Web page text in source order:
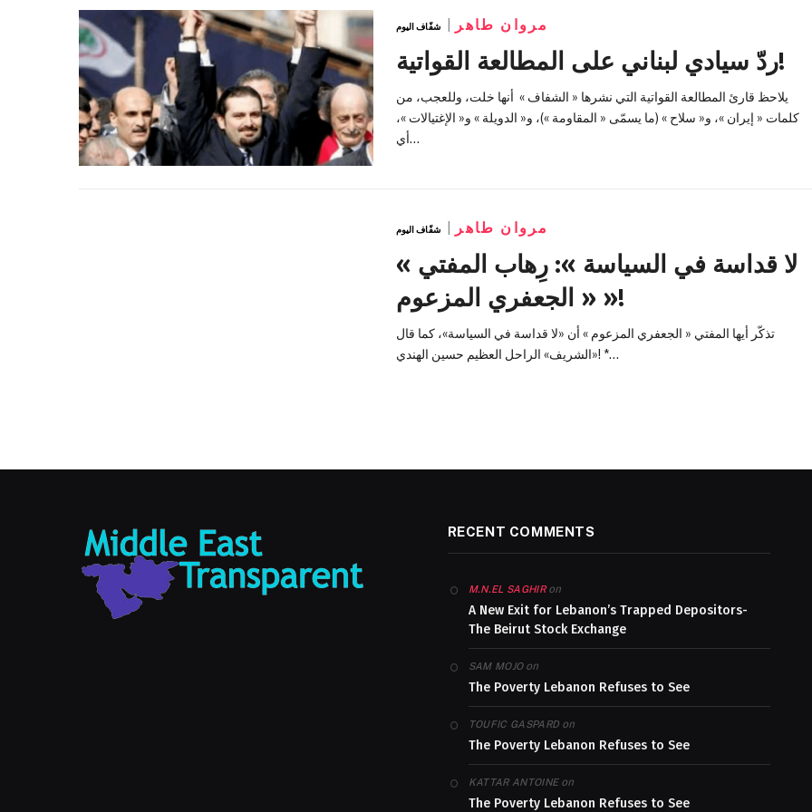
شفّاف اليوم مروان طاهر
ردّ سيادي لبناني على المطالعة القواتية!
يلاحظ قارئ المطالعة القواتية التي نشرها « الشفاف » أنها خلت، وللعجب، من
كلمات « إيران »، و« سلاح » (ما يسمّى « المقاومة »)، و« الدويلة » و« الإغتيالات »،
أي…
شفّاف اليوم مروان طاهر
« لا قداسة في السياسة »: رِهاب المفتي
« الجعفري المزعوم »!
تذكّر أيها المفتي « الجعفري المزعوم » أن «لا قداسة في السياسة»، كما قال
«الشريف» الراحل العظيم حسين الهندي! *…
RECENT COMMENTS
M.N.EL SAGHIRon
A New Exit for Lebanon’s Trapped Depositors-
The Beirut Stock Exchange
SAM MOJOon
The Poverty Lebanon Refuses to See
TOUFIC GASPARD on
The Poverty Lebanon Refuses to See
KATTAR ANTOINEon
The Poverty Lebanon Refuses to See